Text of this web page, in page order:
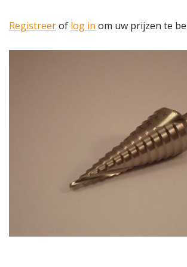
Registreerof log in om uw prijzen te